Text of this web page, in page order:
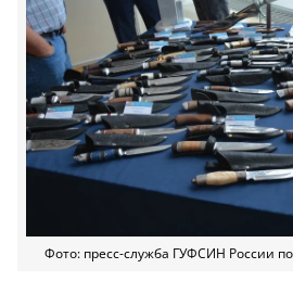
Фото: пресс-служба ГУФСИН России